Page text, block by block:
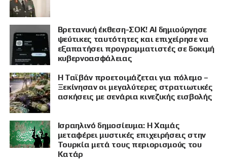
Βρετανική έκθεση-ΣΟΚ! AI δημιούργησε
ψεύτικες ταυτότητες και επιχείρησε να
εξαπατήσει προγραμματιστές σε δοκιμή
κυβερνοασφάλειας
Η Ταϊβάν προετοιμάζεται για πόλεμο –
Ξεκίνησαν οι μεγαλύτερες στρατιωτικές
ασκήσεις με σενάρια κινεζικής εισβολής
Ισραηλινό δημοσίευμα: Η Χαμάς
μεταφέρει μυστικές επιχειρήσεις στην
Τουρκία μετά τους περιορισμούς του
Κατάρ